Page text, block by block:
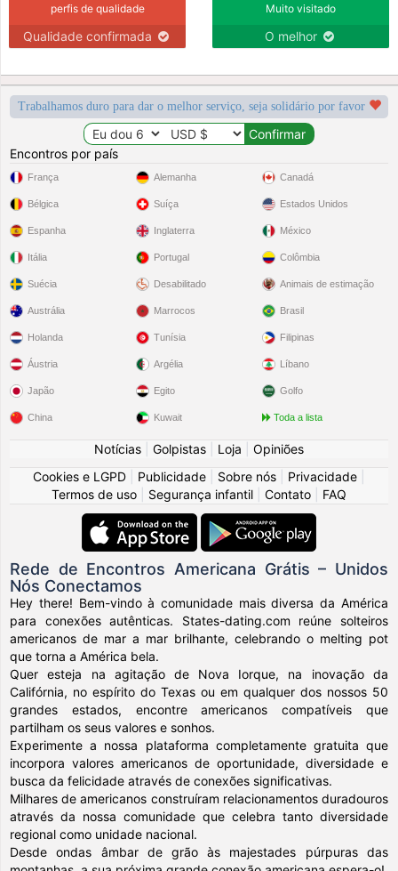
perfis de qualidade
Qualidade confirmada
Muito visitado
O melhor
Trabalhamos duro para dar o melhor serviço, seja solidário por favor
Encontros por país
França
Bélgica
Espanha
Itália
Suécia
Alemanha
Suíça
Inglaterra
Portugal
Desabilitado
Canadá
Estados Unidos
México
Colômbia
Animais de estimação
Austrália
Holanda
Áustria
Japão
China
Marrocos
Tunísia
Argélia
Egito
Kuwait
Brasil
Filipinas
Líbano
Golfo
Toda a lista
Notícias Golpistas Loja
Opiniões
Cookies e LGPD
Publicidade Sobre nós Privacidade
Termos de uso
Segurança infantil Contato FAQ
Rede de Encontros Americana Grátis – Unidos
Nós Conectamos
Hey there! Bem-vindo à comunidade mais diversa da América
para conexões autênticas. States-dating.com reúne solteiros
americanos de mar a mar brilhante, celebrando o melting pot
que torna a América bela.
Quer esteja na agitação de Nova Iorque, na inovação da
Califórnia, no espírito do Texas ou em qualquer dos nossos 50
grandes estados, encontre americanos compatíveis que
partilham os seus valores e sonhos.
Experimente a nossa plataforma completamente gratuita que
incorpora valores americanos de oportunidade, diversidade e
busca da felicidade através de conexões significativas.
Milhares de americanos construíram relacionamentos duradouros
através da nossa comunidade que celebra tanto diversidade
regional como unidade nacional.
Desde ondas âmbar de grão às majestades púrpuras das